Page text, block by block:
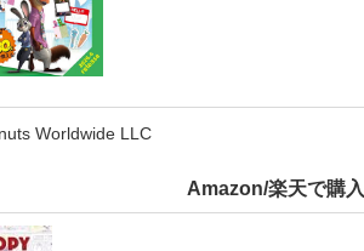
Worldwide LLC
Amazon/楽天で購入